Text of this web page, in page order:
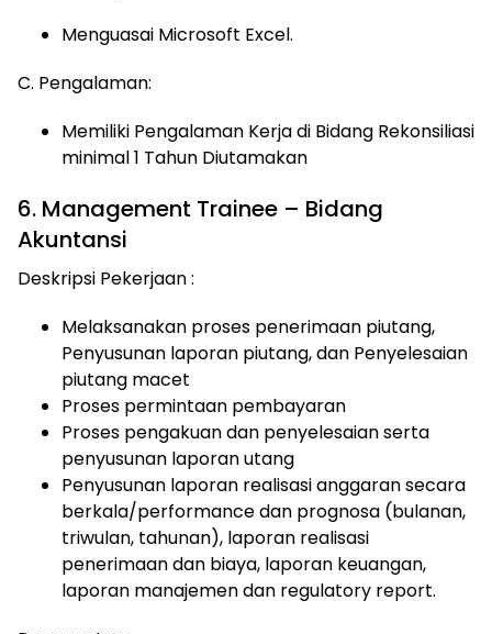
Menguasai Microsoft Excel.
C. Pengalaman:
Memiliki Pengalaman Kerja di Bidang Rekonsiliasi
minimal 1 Tahun Diutamakan
6. Management Trainee – Bidang
Akuntansi
Deskripsi Pekerjaan :
Melaksanakan proses penerimaan piutang,
Penyusunan laporan piutang, dan Penyelesaian
piutang macet
Proses permintaan pembayaran
Proses pengakuan dan penyelesaian serta
penyusunan laporan utang
Penyusunan laporan realisasi anggaran secara
berkala/performance dan prognosa (bulanan,
triwulan, tahunan), laporan realisasi
penerimaan dan biaya, laporan keuangan,
laporan manajemen dan regulatory report.